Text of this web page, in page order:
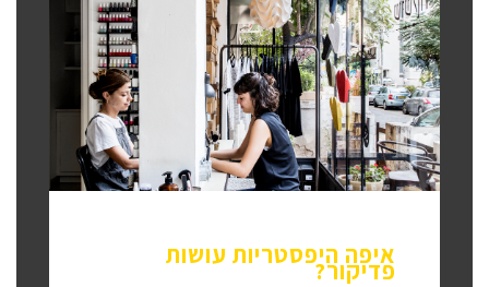
איפה היפסטריות עושות
פדיקור?